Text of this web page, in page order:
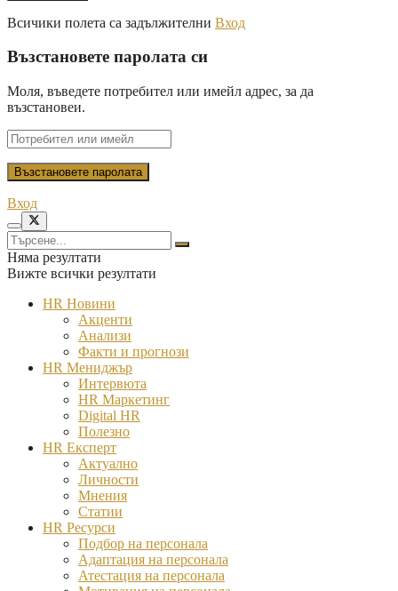
Всичики полета са задължителни Вход
Възстановете паролата си
Моля, въведете потребител или имейл адрес, за да
възстановеи.
Вход
Няма резултати
Вижте всички резултати
HR Новини
Акценти
Анализи
Факти и прогнози
HR Мениджър
Интервюта
HR Маркетинг
Digital HR
Полезно
HR Експерт
Актуално
Личности
Мнения
Статии
HR Ресурси
Подбор на персонала
Адаптация на персонала
Атестация на персонала